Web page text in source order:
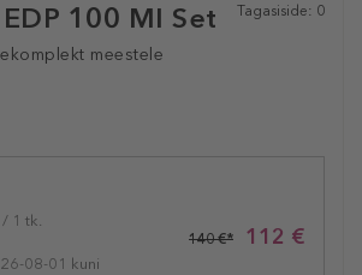
100 Ml Set
meestele
0
Tagasiside: 0
1 tk.
08-01 kuni
112 €
140 €*